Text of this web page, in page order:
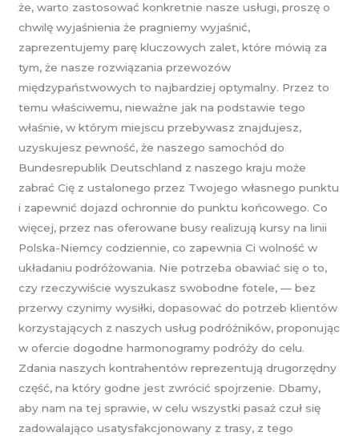
że, warto zastosować konkretnie nasze usługi, proszę o
chwilę wyjaśnienia że pragniemy wyjaśnić,
zaprezentujemy parę kluczowych zalet, które mówią za
tym, że nasze rozwiązania przewozów
międzypaństwowych to najbardziej optymalny. Przez to
temu właściwemu, nieważne jak na podstawie tego
właśnie, w którym miejscu przebywasz znajdujesz,
uzyskujesz pewność, że naszego samochód do
Bundesrepublik Deutschland z naszego kraju może
zabrać Cię z ustalonego przez Twojego własnego punktu
i zapewnić dojazd ochronnie do punktu końcowego. Co
więcej, przez nas oferowane busy realizują kursy na linii
Polska-Niemcy codziennie, co zapewnia Ci wolność w
układaniu podróżowania. Nie potrzeba obawiać się o to,
czy rzeczywiście wyszukasz swobodne fotele, — bez
przerwy czynimy wysiłki, dopasować do potrzeb klientów
korzystających z naszych usług podróżników, proponując
w ofercie dogodne harmonogramy podróży do celu.
Zdania naszych kontrahentów reprezentują drugorzędny
część, na który godne jest zwrócić spojrzenie. Dbamy,
aby nam na tej sprawie, w celu wszystki pasaż czuł się
zadowalająco usatysfakcjonowany z trasy, z tego